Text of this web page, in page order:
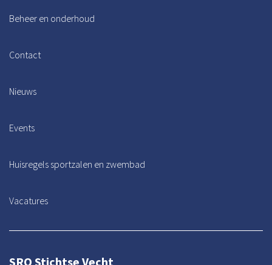
Beheer en onderhoud
Contact
Nieuws
Events
Huisregels sportzalen en zwembad
Vacatures
SRO Stichtse Vecht